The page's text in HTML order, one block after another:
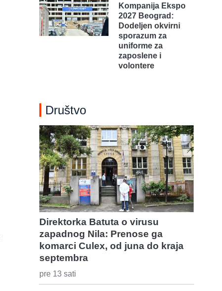
Kompanija Ekspo
2027 Beograd:
Dodeljen okvirni
sporazum za
uniforme za
zaposlene i
volontere
Društvo
Direktorka Batuta o virusu
zapadnog Nila: Prenose ga
komarci Culex, od juna do kraja
septembra
pre 13 sati